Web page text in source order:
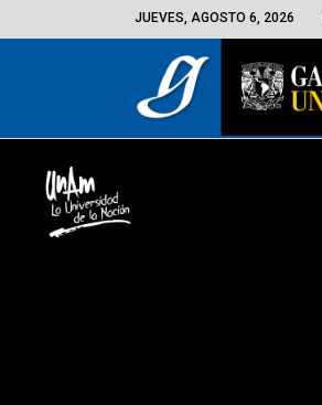
JUEVES, AGOSTO 6, 2026